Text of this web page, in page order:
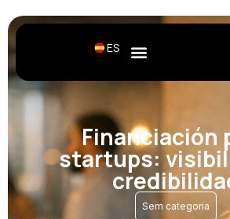
ES
Financiación
startups:
Sem categoria